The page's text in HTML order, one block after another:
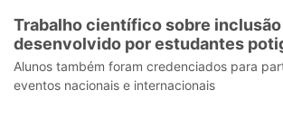
Trabalho científico sobre
desenvolvido por estudantes
premiado em feira internacional
Alunos também foram credenciados para
eventos nacionais e internacionais